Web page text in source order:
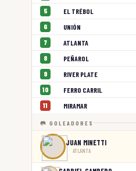
5 EL TRÉBOL
6 UNIÓN
7 ATLANTA
8 PEÑAROL
9 RIVER PLATE
10 FERRO CARRIL
11 MIRAMAR
🥅 GOLEADORES
JUAN MINETTI
ATLANTA